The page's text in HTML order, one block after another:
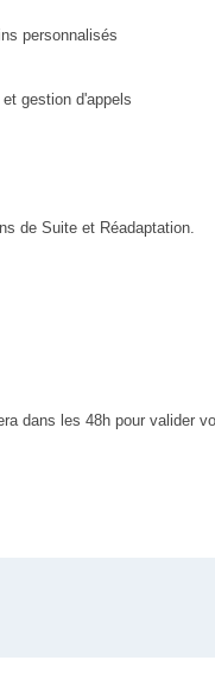
personnalisés
gestion d'appels
de Suite et Réadaptation.
dans les 48h pour valider